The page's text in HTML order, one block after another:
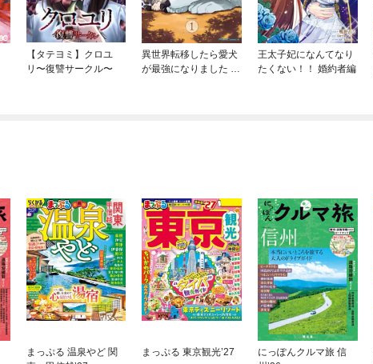
【タテヨミ】クロユ
リ〜復讐サークル〜
異世界転移したら愛犬
が最強になりました ～
王太子妃になんてなり
たくない！！ 婚約者編
まっぷる 温泉やど 関
まっぷる 東京観光’27
にっぽんクルマ旅 信